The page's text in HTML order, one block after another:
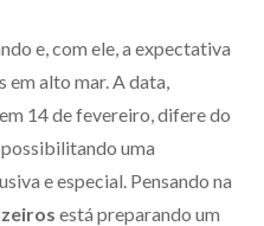
e, com ele, a expectativa
alto mar. A data,
14 de fevereiro, difere do
uma
e especial. Pensando na
está preparando um